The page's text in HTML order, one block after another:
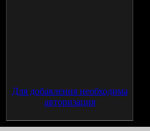
Для добавления необходима
авторизация